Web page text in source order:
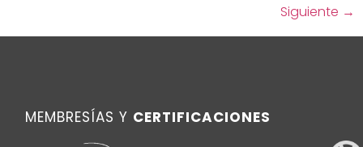
Siguiente →
MEMBRESÍAS Y CERTIFICACIONES